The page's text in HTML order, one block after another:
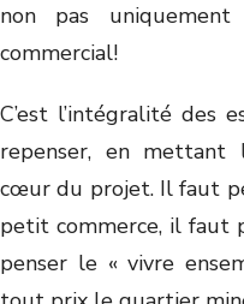
non pas
commercial!
C’est l’intégralité des
repenser, en mettant
cœur du projet. Il faut
petit commerce, il faut
penser le « vivre